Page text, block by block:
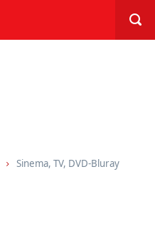
Sinema, TV, DVD-Bluray